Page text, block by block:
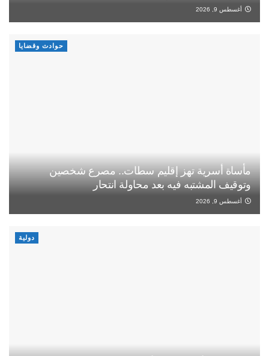
أغسطس 9, 2026
حوادث وقضايا
مأساة أسرية تهز إقليم سطات.. مصرع شخصين
وتوقيف المشتبه فيه بعد محاولة انتحار
أغسطس 9, 2026
دولية